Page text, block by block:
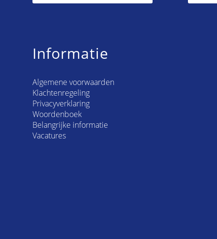
Informatie
Algemene voorwaarden
Klachtenregeling
Privacyverklaring
Woordenboek
Belangrijke informatie
Vacatures